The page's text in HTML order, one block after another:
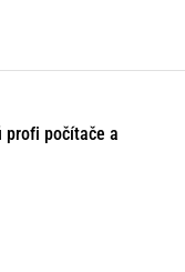
profi počítače a